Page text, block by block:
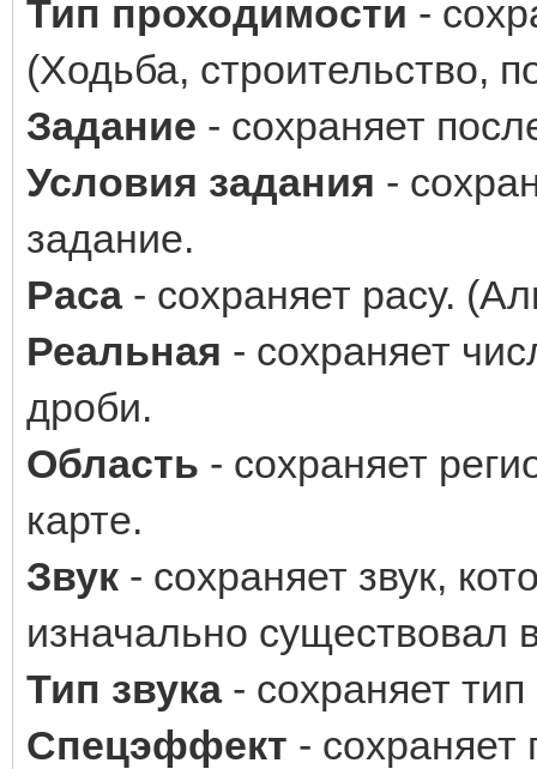
Тип проходимости -
(Ходьба, строительство,
Задание - сохраняет
Условия задания -
задание.
Раса- сохраняет расу.
Реальная - сохраняет
дроби.
Область - сохраняет
карте.
Звук - сохраняет звук,
изначально существовал
Тип звука- сохраняет тип
Спецэффект -